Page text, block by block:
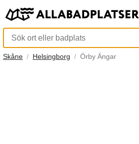
Skåne Helsingborg Örby Ängar